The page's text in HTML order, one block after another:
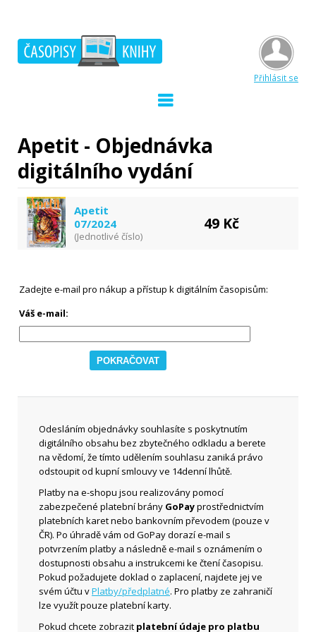
Přihlásit se
Apetit - Objednávka
digitálního vydání
Apetit
07/2024
(Jednotlivé číslo)
49 Kč
Zadejte e-mail pro nákup a přístup k digitálním časopisům:
Váš e-mail:
Odesláním objednávky souhlasíte s poskytnutím
digitálního obsahu bez zbytečného odkladu a berete
na vědomí, že tímto udělením souhlasu zaniká právo
odstoupit od kupní smlouvy ve 14denní lhůtě.
Platby na e-shopu jsou realizovány pomocí
zabezpečené platební brány GoPayprostřednictvím
platebních karet nebo bankovním převodem (pouze v
ČR). Po úhradě vám od GoPay dorazí e-mail s
potvrzením platby a následně e-mail s oznámením o
dostupnosti obsahu a instrukcemi ke čtení časopisu.
Pokud požadujete doklad o zaplacení, najdete jej ve
svém účtu vPlatby/předplatné. Pro platby ze zahraničí
lze využít pouze platební karty.
Pokud chcete zobrazit platební údaje pro platbu